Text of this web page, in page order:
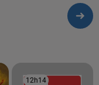
12h14
12h14